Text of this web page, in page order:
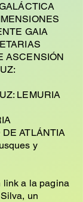
GAIA
ASCENSIÓN
LEMURIA
ATLÁNTIA
y
link a la pagina
un